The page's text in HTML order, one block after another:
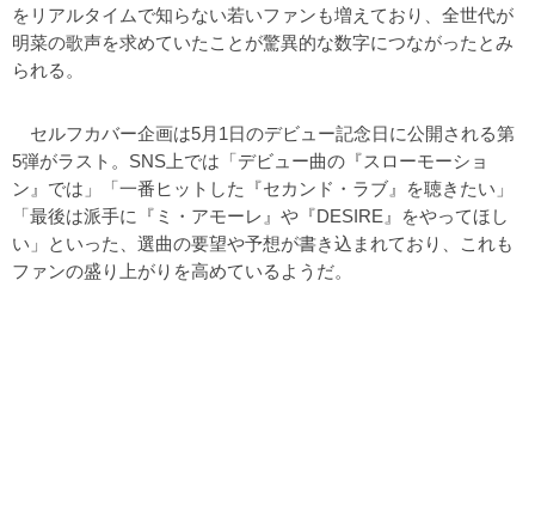
をリアルタイムで知らない若いファンも増えており、全世代が
明菜の歌声を求めていたことが驚異的な数字につながったとみ
られる。
セルフカバー企画は5月1日のデビュー記念日に公開される第
5弾がラスト。SNS上では「デビュー曲の『スローモーショ
ン』では」「一番ヒットした『セカンド・ラブ』を聴きたい」
「最後は派手に『ミ・アモーレ』や『DESIRE』をやってほし
い」といった、選曲の要望や予想が書き込まれており、これも
ファンの盛り上がりを高めているようだ。